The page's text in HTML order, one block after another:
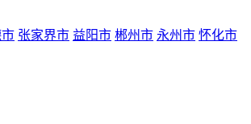
张家界市 益阳市 郴州市 永州市 怀化市